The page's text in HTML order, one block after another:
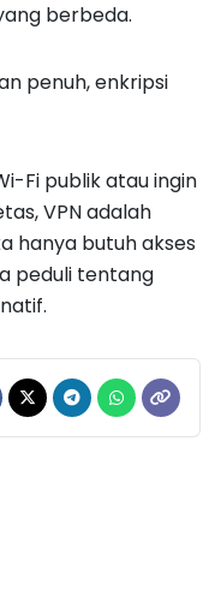
berbeda.
penuh, enkripsi
Fi publik atau ingin
VPN adalah
hanya butuh akses
peduli tentang